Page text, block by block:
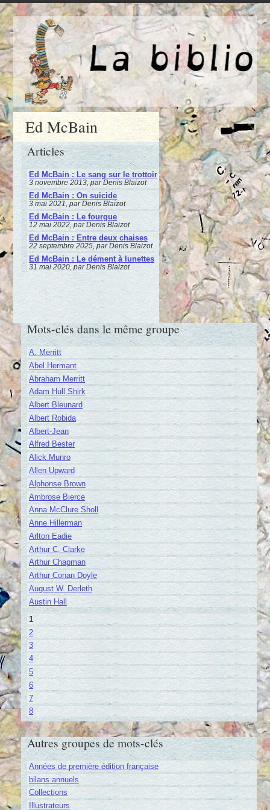
Ed McBain
Articles
Ed McBain : Le sang sur le trottoir
3 novembre 2013, par Denis Blaizot
Ed McBain : On suicide
3 mai 2021, par Denis Blaizot
Ed McBain : Le fourgue
12 mai 2022, par Denis Blaizot
Ed McBain : Entre deux chaises
22 septembre 2025, par Denis Blaizot
Ed McBain : Le dément à lunettes
31 mai 2020, par Denis Blaizot
Mots-clés dans le même groupe
A. Merritt
Abel Hermant
Abraham Merritt
Adam Hull Shirk
Albert Bleunard
Albert Robida
Albert-Jean
Alfred Bester
Alick Munro
Allen Upward
Alphonse Brown
Ambrose Bierce
Anna McClure Sholl
Anne Hillerman
Arlton Eadie
Arthur C. Clarke
Arthur Chapman
Arthur Conan Doyle
August W. Derleth
Austin Hall
1
2
3
4
5
6
7
8
Autres groupes de mots-clés
Années de première édition française
bilans annuels
Collections
Illustrateurs